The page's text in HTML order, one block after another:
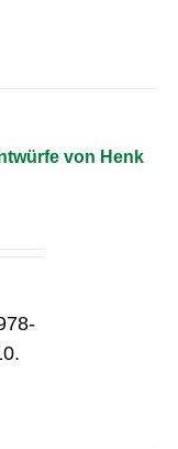
von Henk